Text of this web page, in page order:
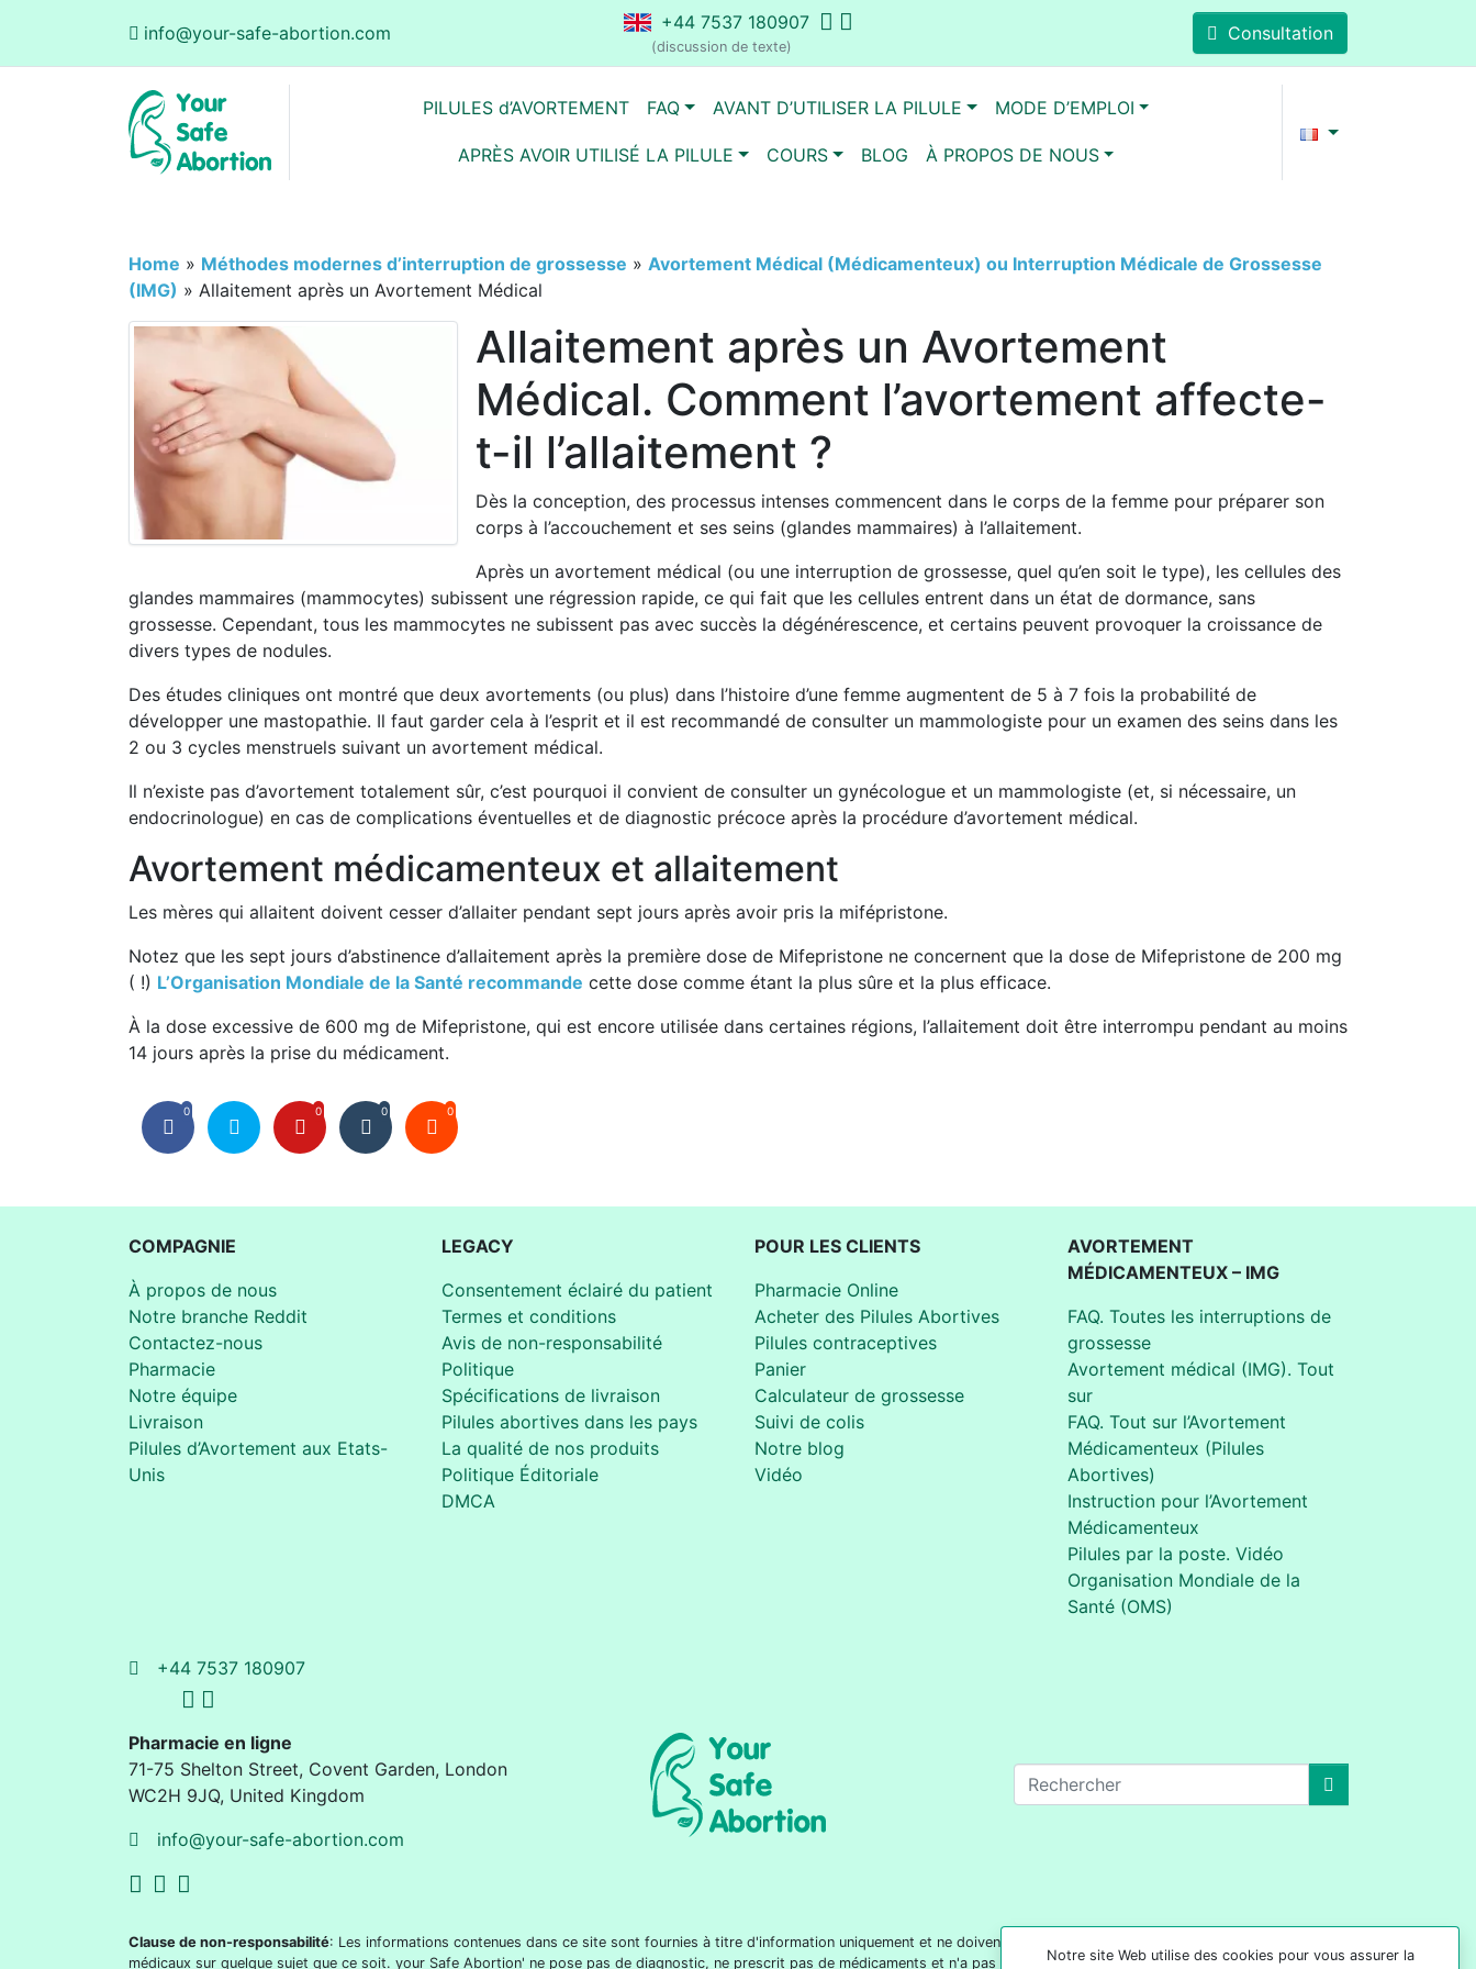
info@your-safe-abortion.com +44 7537 180907
(discussion de texte)
Consultation
PILULES d’AVORTEMENT FAQ AVANT D’UTILISER LA PILULE MODE D’EMPLOI
APRÈS AVOIR UTILISÉ LA PILULE COURS BLOG À PROPOS DE NOUS
Home » Méthodes modernes d’interruption de grossesse » Avortement Médical (Médicamenteux) ou Interruption Médicale de Grossesse
(IMG) » Allaitement après un Avortement Médical
Allaitement après un Avortement
Médical. Comment l’avortement affecte-
t-il l’allaitement ?
Dès la conception, des processus intenses commencent dans le corps de la femme pour préparer son
corps à l’accouchement et ses seins (glandes mammaires) à l’allaitement.
Après un avortement médical (ou une interruption de grossesse, quel qu’en soit le type), les cellules des
glandes mammaires (mammocytes) subissent une régression rapide, ce qui fait que les cellules entrent dans un état de dormance, sans
grossesse. Cependant, tous les mammocytes ne subissent pas avec succès la dégénérescence, et certains peuvent provoquer la croissance de
divers types de nodules.
Des études cliniques ont montré que deux avortements (ou plus) dans l’histoire d’une femme augmentent de 5 à 7 fois la probabilité de
développer une mastopathie. Il faut garder cela à l’esprit et il est recommandé de consulter un mammologiste pour un examen des seins dans les
2 ou 3 cycles menstruels suivant un avortement médical.
Il n’existe pas d’avortement totalement sûr, c’est pourquoi il convient de consulter un gynécologue et un mammologiste (et, si nécessaire, un
endocrinologue) en cas de complications éventuelles et de diagnostic précoce après la procédure d’avortement médical.
Avortement médicamenteux et allaitement
Les mères qui allaitent doivent cesser d’allaiter pendant sept jours après avoir pris la mifépristone.
Notez que les sept jours d’abstinence d’allaitement après la première dose de Mifepristone ne concernent que la dose de Mifepristone de 200 mg
( !) L’Organisation Mondiale de la Santé recommande cette dose comme étant la plus sûre et la plus efficace.
À la dose excessive de 600 mg de Mifepristone, qui est encore utilisée dans certaines régions, l’allaitement doit être interrompu pendant au moins
14 jours après la prise du médicament.
0 0 0 0
COMPAGNIE
À propos de nous
Notre branche Reddit
Contactez-nous
Pharmacie
Notre équipe
Livraison
Pilules d’Avortement aux Etats-
Unis
LEGACY
Consentement éclairé du patient
Termes et conditions
Avis de non-responsabilité
Politique
Spécifications de livraison
Pilules abortives dans les pays
La qualité de nos produits
Politique Éditoriale
DMCA
POUR LES CLIENTS
Pharmacie Online
Acheter des Pilules Abortives
Pilules contraceptives
Panier
Calculateur de grossesse
Suivi de colis
Notre blog
Vidéo
AVORTEMENT
MÉDICAMENTEUX – IMG
FAQ. Toutes les interruptions de
grossesse
Avortement médical (IMG). Tout
sur
FAQ. Tout sur l’Avortement
Médicamenteux (Pilules
Abortives)
Instruction pour l’Avortement
Médicamenteux
Pilules par la poste. Vidéo
Organisation Mondiale de la
Santé (OMS)
+44 7537 180907
Pharmacie en ligne
71-75 Shelton Street, Covent Garden, London
WC2H 9JQ, United Kingdom
info@your-safe-abortion.com
Clause de non-responsabilité: Les informations contenues dans ce site sont fournies à titre d'information uniquement et ne doivent pas être considérées comme des conseils
médicaux sur quelque sujet que ce soit. your Safe Abortion' ne pose pas de diagnostic, ne prescrit pas de médicaments et n'a pas pour but de remplacer les services de votre
Notre site Web utilise des cookies pour vous assurer la